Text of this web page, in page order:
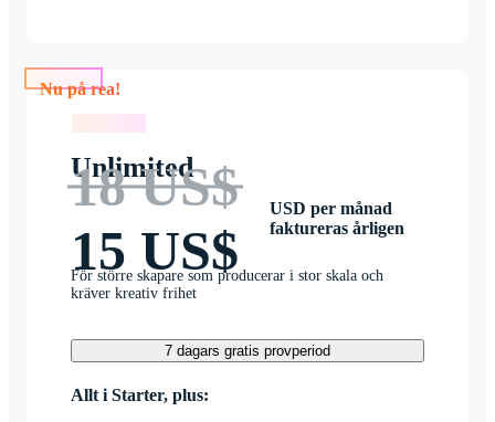
Nu på rea!
Unlimited
18 US$
15 US$
USD per månad
faktureras årligen
För större skapare som producerar i stor skala och
kräver kreativ frihet
7 dagars gratis provperiod
Allt i Starter, plus: